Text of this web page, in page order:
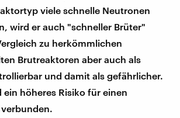
viele schnelle Neutronen
wird er auch "schneller Brüter"
zu herkömmlichen
Brutreaktoren aber auch als
und damit als gefährlicher.
ein höheres Risiko für einen